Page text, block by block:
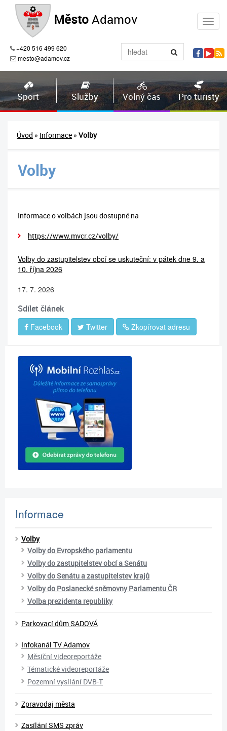
MěstoAdamov
+420 516 499 620
mesto@adamov.cz
Sport Služby Volný čas Pro turisty
Úvod » Informace » Volby
Volby
Informace o volbách jsou dostupné na
https://www.mvcr.cz/volby/
Volby do zastupitelstev obcí se uskuteční: v pátek dne 9. a
10. října 2026
17. 7. 2026
Sdílet článek
Facebook Twitter Zkopírovat adresu
Informace
Volby
Volby do Evropského parlamentu
Volby do zastupitelstev obcí a Senátu
Volby do Senátu a zastupitelstev krajů
Volby do Poslanecké sněmovny Parlamentu ČR
Volba prezidenta republiky
Parkovací dům SADOVÁ
Infokanál TV Adamov
Měsíční videoreportáže
Tématické videoreportáže
Pozemní vysílání DVB-T
Zpravodaj města
Zasílání SMS zpráv